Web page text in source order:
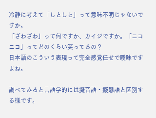
冷静に考えて「しとしと」って意味不明じゃないで
すか。
「ざわざわ」って何ですか、カイジですか。「ニコ
ニコ」ってどのくらい笑ってるの？
日本語のこういう表現って完全感覚任せで曖昧です
よね。
調べてみると言語学的には擬音語・擬態語と区別す
る様です。